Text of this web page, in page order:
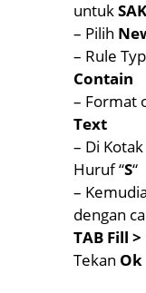
untuk
– Pilih
– Rule
Contain
– Format
Text
– Di
Huruf “S“
–
dengan
TAB Fill
Tekan Ok